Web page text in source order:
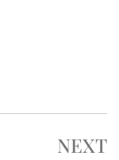
NEXT